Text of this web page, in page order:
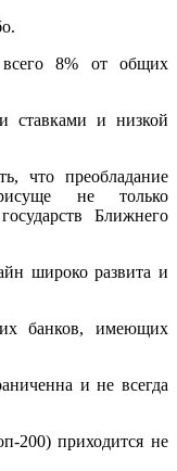
всего 8% от общих
ставками и низкой
что преобладание
не только
Ближнего
широко развита и
банков, имеющих
и не всегда
200) приходится не